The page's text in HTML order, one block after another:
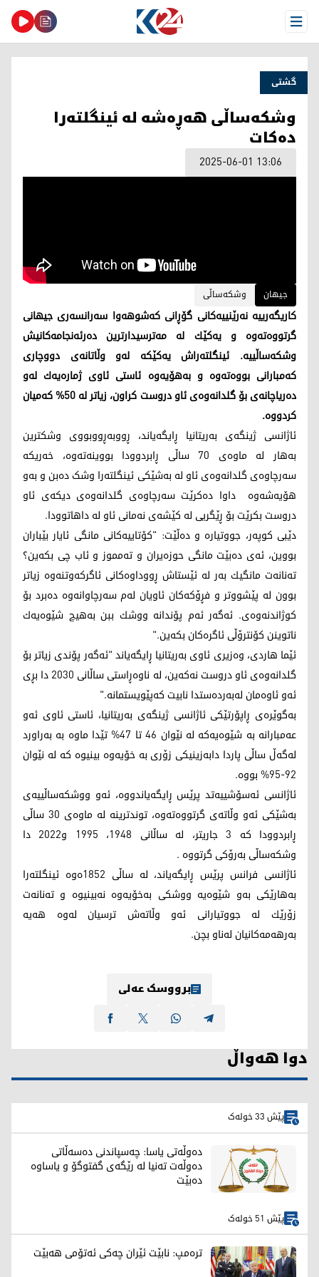
Open Menu
گشتی
وشكه‌ساڵی هه‌ڕه‌شه‌ له‌ ئینگلته‌را
ده‌كات
2025-06-01 13:06
جیهان وشکەساڵی
كاریگه‌رییه‌ نه‌رێنییه‌كانی گۆڕانی كه‌شوهه‌وا سه‌رانسه‌ری جیهانی
گرتووه‌ته‌وه‌ و یه‌كێك له‌ مه‌ترسیدارترین ده‌رئه‌نجامه‌كانیش
وشكه‌ساڵییه‌. ئینگلته‌راش یه‌كێكه‌ له‌و وڵاتانه‌ی دووچاری
كه‌مبارانی بووه‌ته‌وه‌ و به‌هۆیه‌وه‌ ئاستی ئاوی ژماره‌یه‌ك له‌و
ده‌ریاچانه‌ی بۆ گلدانه‌وه‌ی ئاو دروست كراون، زیاتر له‌ 50% كه‌میان
كردووه‌.
ئاژانسی ژینگه‌ی به‌ریتانیا ڕایگه‌یاند، ڕووبه‌ڕووبووی وشكترین
به‌هار له‌ ماوه‌ی 70 ساڵی ڕابردوودا بووینەتەوە، خه‌ریكه‌
سه‌رچاوه‌ی گلدانه‌وه‌ی ئاو له‌ به‌شێكی ئینگلته‌را وشک دەبن و به‌و
هۆیه‌شه‌وه‌ داوا ده‌كرێت سه‌رچاوه‌ی گلدانه‌وه‌ی دیکەی ئاو
دروست بكرێت بۆ ڕێگریی له‌ كێشه‌ی نه‌مانی ئاو له‌ داهاتوودا.
دێبی كوپه‌ر، جووتیارە و دەڵێت: "كۆتاییه‌كانی مانگی ئایار بێباران
بووین، ئه‌ی ده‌بێت مانگی حوزه‌یران و ته‌مموز و ئاب چی بكه‌ین؟
ته‌نانه‌ت مانگیك به‌ر له‌ ئێستاش ڕووداوه‌كانی ئاگركه‌وتنه‌وه‌ زیاتر
بوون له‌ پێشووتر و فڕۆكه‌كان ئاویان له‌م سه‌رچاوانه‌وه‌ ده‌برد بۆ
كوژاندنه‌وه‌ی. ئه‌گه‌ر ئه‌م پۆندانه‌ ووشك ببن به‌هیچ شێوه‌یه‌ك
ناتوینن كۆنترۆڵی ئاگره‌كان بكه‌ین."
ئێما هاردی، وه‌زیری ئاوی به‌ریتانیا ڕایگەیاند "ئه‌گه‌ر پۆندی زیاتر بۆ
گلدانه‌وه‌ی ئاو دروست نه‌كه‌ین، له‌ ناوه‌ڕاستی ساڵانی 2030 دا بڕی
ئه‌و ئاوه‌مان له‌به‌رده‌ستدا نابیت كه‌پێویستمانه‌."
به‌گوێره‌ی ڕاپۆرتێكی ئاژانسی ژینگه‌ی به‌ریتانیا، ئاستی ئاوی ئه‌و
عه‌مبارانه‌ به‌ شێوه‌یه‌كه‌ له‌ نێوان 46 تا 47% تێدا ماوه‌ به‌ به‌راورد
له‌گه‌ڵ ساڵی پاردا دابه‌زینیكی زۆری به‌ خۆیه‌وه‌ بینیوه‌ كه‌ له‌ نێوان
92-95% بووه‌.
ئاژانسی ئه‌سۆشییه‌تد پرێس ڕایگه‌یاندووه‌، ئه‌و ووشكه‌ساڵییه‌ی
بەشێکی ئەو وڵاتەی گرتووەتەوە، توندترینه‌ له‌ ماوه‌ی 30 ساڵی
ڕابردوودا كه 3 جاریتر، لە ساڵانی 1948، 1995 و2022 دا
وشكه‌ساڵی بەرۆکی گرتووە .
ئاژانسی فرانس پرێس ڕایگه‌یاند، له‌ ساڵی 1852ه‌وه‌ ئینگلته‌را
به‌هارێكی به‌و شێوه‌یه‌ ووشكی به‌خۆیه‌وه‌ نه‌بینیوه‌ و ته‌نانه‌ت
زۆرێك له‌ جووتیارانی ئه‌و وڵاته‌ش ترسیان له‌وه‌ هه‌یه‌
به‌رهه‌مه‌كانیان له‌ناو بچن.
برووسک عەلی
دوا هەواڵ
پێش 33 خولەک
دەوڵەتی یاسا: چەسپاندنی دەسەڵاتی
دەوڵەت تەنیا لە رێگەی گفتوگۆ و یاساوە
دەبێت
پێش 51 خولەک
ترەمپ: نابێت ئێران چەکی ئەتۆمی هەبێت